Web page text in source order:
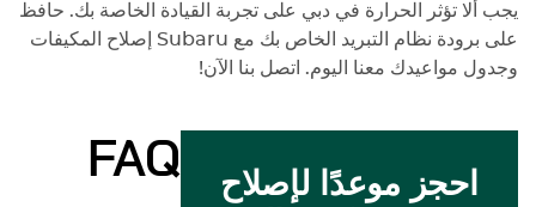
يجب ألا تؤثر الحرارة في دبي على تجربة القيادة الخاصة بك. حافظ
على برودة نظام التبريد الخاص بك مع Subaru إصلاح المكيفات
وجدول مواعيدك معنا اليوم. اتصل بنا الآن!
FAQ
احجز موعدًا لإصلاح